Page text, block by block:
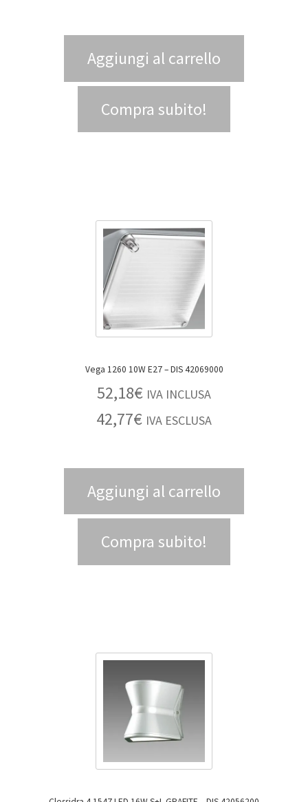
Aggiungi al carrello
Compra subito!
Vega 1260 10W E27 – DIS 42069000
52,18€ IVA INCLUSA
42,77€ IVA ESCLUSA
Aggiungi al carrello
Compra subito!